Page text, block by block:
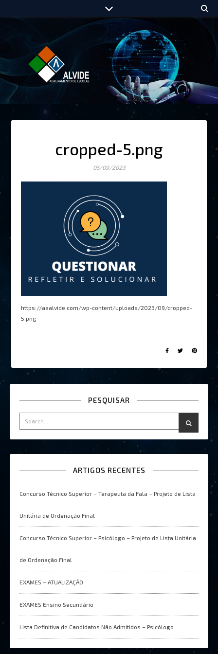
cropped-5.png
05/09/2023
https://aealvide.com/wp-content/uploads/2023/09/cropped-
5.png
PESQUISAR
ARTIGOS RECENTES
Concurso Técnico Superior – Terapeuta da Fala – Projeto de Lista
Unitária de Ordenação Final
Concurso Técnico Superior – Psicólogo – Projeto de Lista Unitária
de Ordenação Final
EXAMES – ATUALIZAÇÂO
EXAMES Ensino Secundário
Lista Definitiva de Candidatos Não Admitidos – Psicólogo